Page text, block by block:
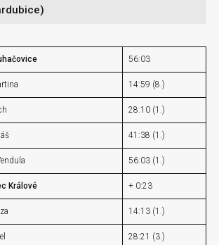
56:03
14:59 (8.)
28:10 (1.)
41:38 (1.)
56:03 (1.)
Králové + 0:23
14:13 (1.)
28:21 (3.)